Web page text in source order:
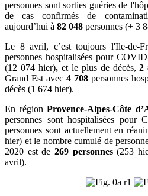
personnes sont sorties guéries de
de cas confirmés de
aujourd’hui à 82 048 personnes (+ 3
Le 8 avril, c’est toujours l'Ile-de-
personnes hospitalisées pour
(12 074 hier),et le plus de décès, 2
Grand Est avec 4 708 personnes
décès (1 674 hier).
En régionProvence-Alpes-Côte
personnes sont hospitalisées
personnes sont actuellement en
hier) et le nombre cumulé de
2020 est de 269 personnes(253
avril).